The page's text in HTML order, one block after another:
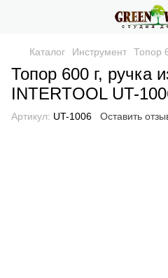
Каталог Инструмент Топор
Топор 600 г, ручка
INTERTOOL UT-
Артикул: UT-1006 Оставить